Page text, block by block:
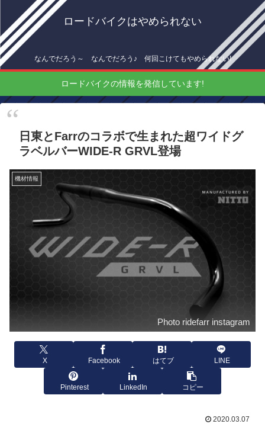
ロードバイクはやめられない
なんでだろう～ なんでだろう♪ 何回こけてもやめられない!
ロードバイクの情報を発信しています!
日東とFarrのコラボで生まれた超ワイドグ
ラベルバーWIDE-R GRVL登場
機材情報
Photo ridefarr instagram
X Facebook はてブ LINE
Pinterest LinkedIn コピー
2020.03.07